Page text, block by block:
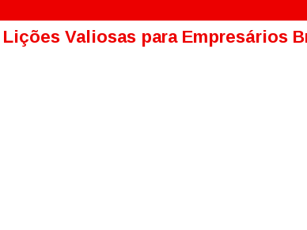
Valiosas para Empresários